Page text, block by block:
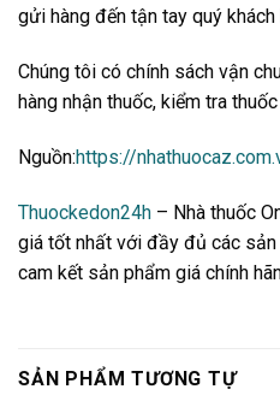
gửi hàng đến tận tay quý
Chúng tôi có chính sách vận
hàng nhận thuốc, kiểm tra
Nguồn:https://
Thuockedon24h – Nhà thuốc
giá tốt nhất với đầy đủ các
cam kết sản phẩm giá chính
SẢN PHẨM TƯƠNG TỰ